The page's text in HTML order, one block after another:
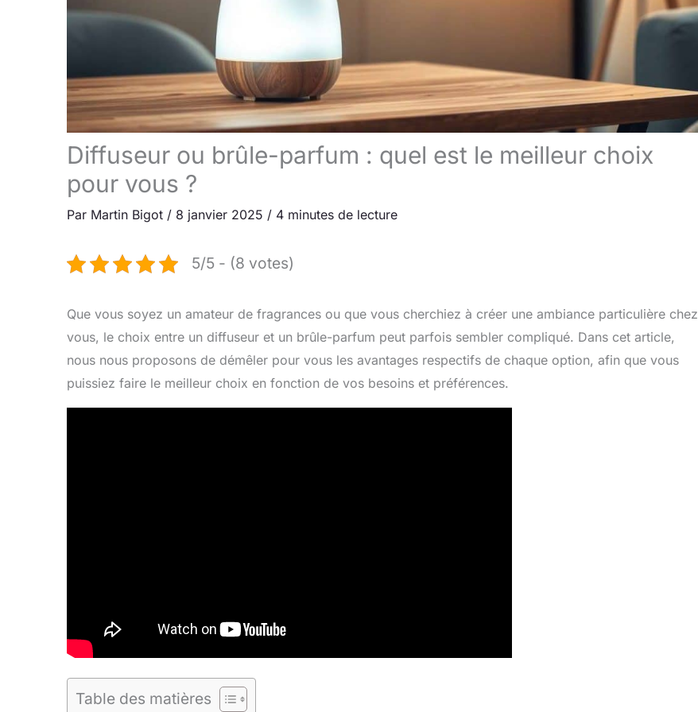
Diffuseur ou brûle-parfum : quel est le meilleur choix
pour vous ?
Par Martin Bigot / 8 janvier 2025 / 4 minutes de lecture
5/5 - (8 votes)
Que vous soyez un amateur de fragrances ou que vous cherchiez à créer une ambiance particulière chez
vous, le choix entre un diffuseur et un brûle-parfum peut parfois sembler compliqué. Dans cet article,
nous nous proposons de démêler pour vous les avantages respectifs de chaque option, afin que vous
puissiez faire le meilleur choix en fonction de vos besoins et préférences.
Table des matières